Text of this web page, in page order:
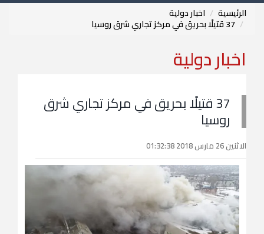
الرئيسية اخبار دولية
37 قتيلًا بحريق في مركز تجاري شرق روسيا
اخبار دولية
37 قتيلًا بحريق في مركز تجاري شرق
روسيا
الاثنين 26 مارس 2018 01:32:38